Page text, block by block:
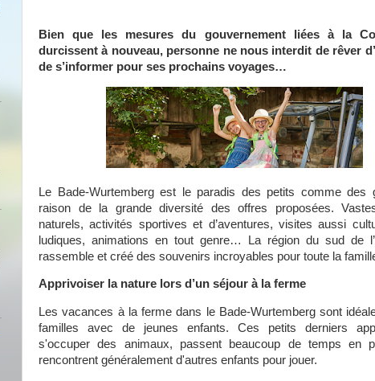
Bien que les mesures du gouvernement liées à la
durcissent à nouveau, personne ne nous interdit de rêver
de s’informer pour ses prochains voyages…
Le Bade-Wurtemberg est le paradis des petits comme des
raison de la grande diversité des offres proposées.
naturels, activités sportives et d’aventures, visites aussi
ludiques, animations en tout genre… La région du sud de
rassemble et créé des souvenirs incroyables pour toute la
Apprivoiser la nature lors d’un séjour à la ferme
Les vacances à la ferme dans le Bade-Wurtemberg sont
familles avec de jeunes enfants. Ces petits derniers
s'occuper des animaux, passent beaucoup de temps en
rencontrent généralement d'autres enfants pour jouer.